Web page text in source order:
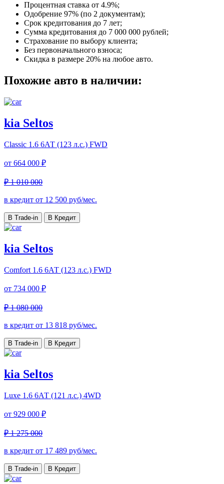
Процентная ставка от 4.9%;
Одобрение 97% (по 2 документам);
Срок кредитования до 7 лет;
Сумма кредитования до 7 000 000 рублей;
Страхование по выбору клиента;
Без первоначального взноса;
Скидка в размере 20% на любое авто.
Похожие авто в наличии:
kia Seltos
Classic 1.6 6АТ (123 л.с.) FWD
от 664 000 ₽
₽ 1 010 000
в кредит от 12 500 руб/мес.
В Trade-in В Кредит
kia Seltos
Comfort 1.6 6АТ (123 л.с.) FWD
от 734 000 ₽
₽ 1 080 000
в кредит от 13 818 руб/мес.
В Trade-in В Кредит
kia Seltos
Luxe 1.6 6АТ (121 л.с.) 4WD
от 929 000 ₽
₽ 1 275 000
в кредит от 17 489 руб/мес.
В Trade-in В Кредит